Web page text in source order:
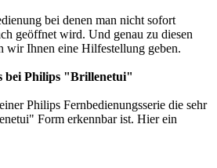
bei denen man nicht sofort
geöffnet wird. Und genau zu diesen
wir Ihnen eine Hilfestellung geben.
bei Philips "Brillenetui"
Philips Fernbedienungsserie die sehr
Form erkennbar ist. Hier ein